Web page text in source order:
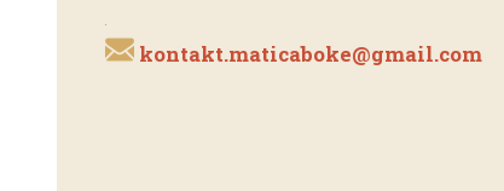
kontakt.maticaboke@gmail.com